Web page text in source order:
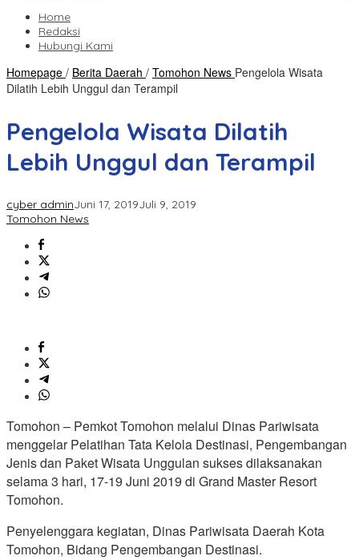
Home
Redaksi
Hubungi Kami
Homepage / Berita Daerah / Tomohon News Pengelola Wisata
Dilatih Lebih Unggul dan Terampil
Pengelola Wisata Dilatih
Lebih Unggul dan Terampil
cyber adminJuni 17, 2019Juli 9, 2019
Tomohon News
Tomohon – Pemkot Tomohon melalui Dinas Pariwisata
menggelar Pelatihan Tata Kelola Destinasi, Pengembangan
Jenis dan Paket Wisata Unggulan sukses dilaksanakan
selama 3 hari, 17-19 Juni 2019 di Grand Master Resort
Tomohon.
Penyelenggara kegiatan, Dinas Pariwisata Daerah Kota
Tomohon, Bidang Pengembangan Destinasi.